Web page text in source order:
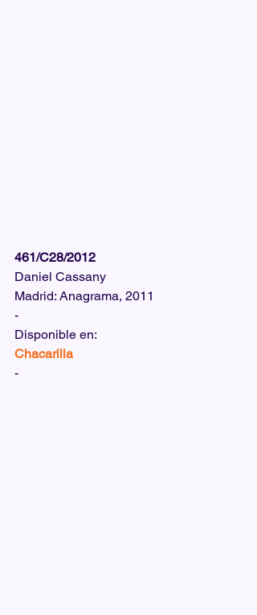
461/C28/2012
Daniel Cassany
Madrid: Anagrama, 2011
-
Disponible en:
Chacarilla
-